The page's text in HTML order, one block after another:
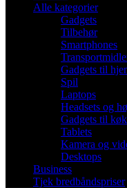
Alle kategorier
Gadgets
Tilbehør
Smartphones
Gadgets til
Spil
Laptops
Headsets og
Gadgets til
Tablets
Kamera og
Desktops
Business
Tjek bredbåndspriser